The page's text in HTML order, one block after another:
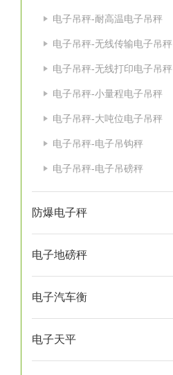
电子吊秤-耐高温电子吊秤
电子吊秤-无线传输电子吊秤
电子吊秤-无线打印电子吊秤
电子吊秤-小量程电子吊秤
电子吊秤-大吨位电子吊秤
电子吊秤-电子吊钩秤
电子吊秤-电子吊磅秤
防爆电子秤
电子地磅秤
电子汽车衡
电子天平